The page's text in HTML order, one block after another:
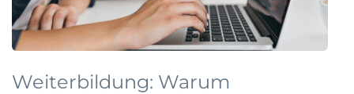
Weiterbildung: Warum